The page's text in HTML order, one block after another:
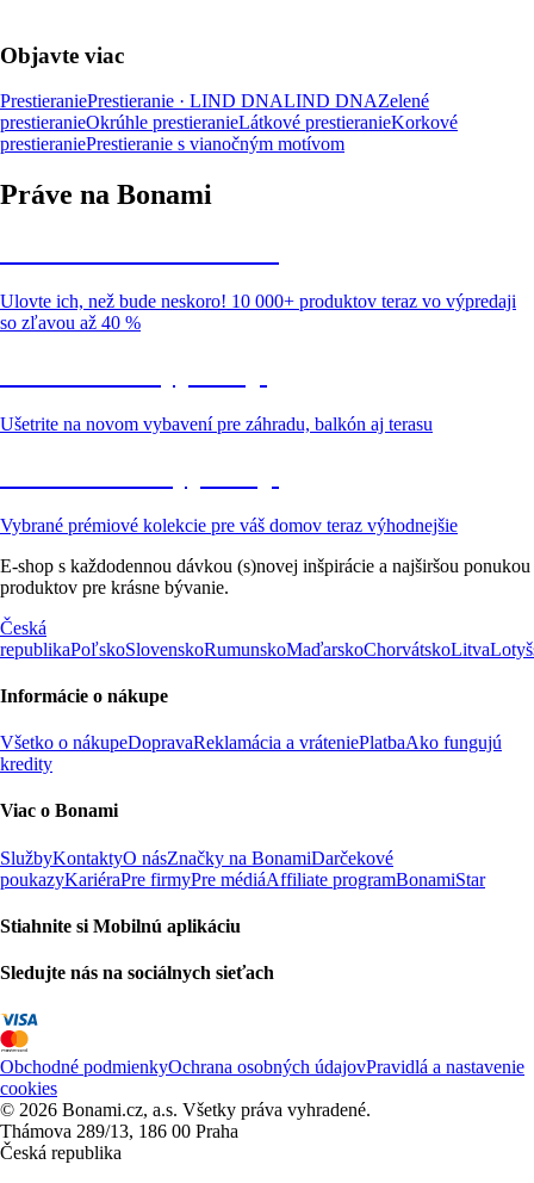
Objavte viac
PrestieraniePrestieranie · LIND DNALIND DNAZelené
prestieranieOkrúhle prestieranieLátkové prestieranieKorkové
prestieraniePrestieranie s vianočným motívom
Práve na Bonami
Ulovte ich, než bude neskoro! 10 000+ produktov teraz vo výpredaji
so zľavou až 40 %
Ušetrite na novom vybavení pre záhradu, balkón aj terasu
Vybrané prémiové kolekcie pre váš domov teraz výhodnejšie
E-shop s každodennou dávkou (s)novej inšpirácie a najširšou ponukou
produktov pre krásne bývanie.
Česká
republikaPoľskoSlovenskoRumunskoMaďarskoChorvátskoLitva
Informácie o nákupe
Všetko o nákupeDopravaReklamácia a vráteniePlatbaAko fungujú
kredity
Viac o Bonami
SlužbyKontaktyO násZnačky na BonamiDarčekové
poukazyKariéraPre firmyPre médiáAffiliate programBonamiStar
Stiahnite si Mobilnú aplikáciu
Sledujte nás na sociálnych sieťach
Obchodné podmienkyOchrana osobných údajovPravidlá a nastavenie
cookies
© 2026 Bonami.cz, a.s. Všetky práva vyhradené.
Thámova 289/13, 186 00 Praha
Česká republika